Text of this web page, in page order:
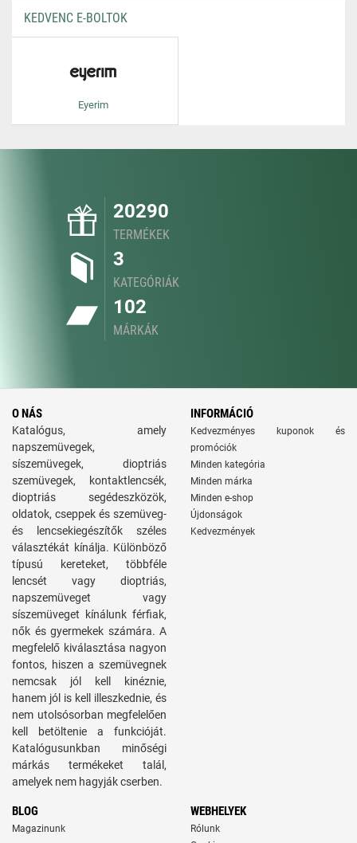
KEDVENC E-BOLTOK
Eyerim
20290
TERMÉKEK
3
KATEGÓRIÁK
102
MÁRKÁK
O NÁS
Katalógus, amely
napszemüvegek,
síszemüvegek, dioptriás
szemüvegek, kontaktlencsék,
dioptriás segédeszközök,
oldatok, cseppek és szemüveg-
és lencsekiegészítők széles
választékát kínálja. Különböző
típusú kereteket, többféle
lencsét vagy dioptriás,
napszemüveget vagy
síszemüveget kínálunk férfiak,
nők és gyermekek számára. A
megfelelő kiválasztása nagyon
fontos, hiszen a szemüvegnek
nemcsak jól kell kinéznie,
hanem jól is kell illeszkednie, és
nem utolsósorban megfelelően
kell betöltenie a funkcióját.
Katalógusunkban minőségi
márkás termékeket talál,
amelyek nem hagyják cserben.
INFORMÁCIÓ
Kedvezményes kuponok és
promóciók
Minden kategória
Minden márka
Minden e-shop
Újdonságok
Kedvezmények
BLOG
Magazinunk
WEBHELYEK
Rólunk